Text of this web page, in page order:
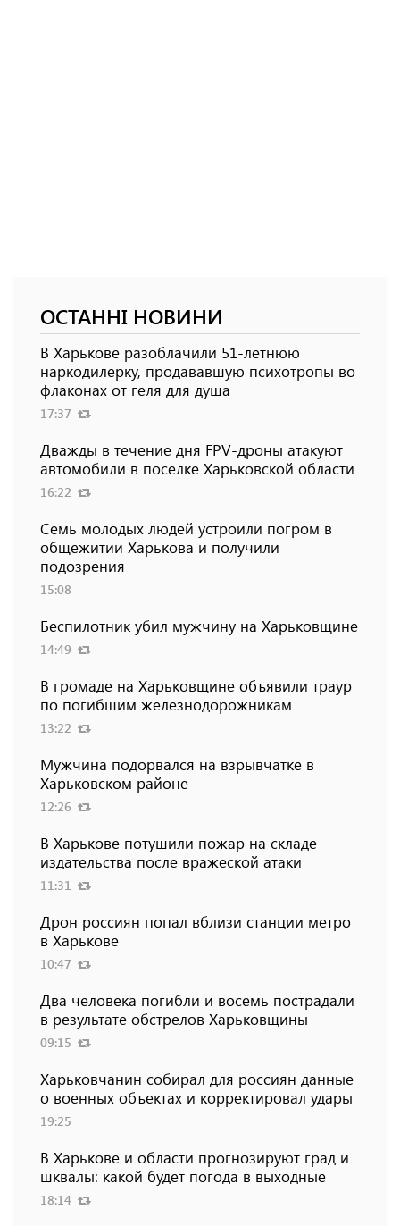
ОСТАННІ НОВИНИ
В Харькове разоблачили 51-летнюю
наркодилерку, продававшую психотропы во
флаконах от геля для душа
17:37
Дважды в течение дня FPV-дроны атакуют
автомобили в поселке Харьковской области
16:22
Семь молодых людей устроили погром в
общежитии Харькова и получили
подозрения
15:08
Беспилотник убил мужчину на Харьковщине
14:49
В громаде на Харьковщине объявили траур
по погибшим железнодорожникам
13:22
Мужчина подорвался на взрывчатке в
Харьковском районе
12:26
В Харькове потушили пожар на складе
издательства после вражеской атаки
11:31
Дрон россиян попал вблизи станции метро
в Харькове
10:47
Два человека погибли и восемь пострадали
в результате обстрелов Харьковщины
09:15
Харьковчанин собирал для россиян данные
о военных объектах и ​​корректировал удары
19:25
В Харькове и области прогнозируют град и
шквалы: какой будет погода в выходные
18:14